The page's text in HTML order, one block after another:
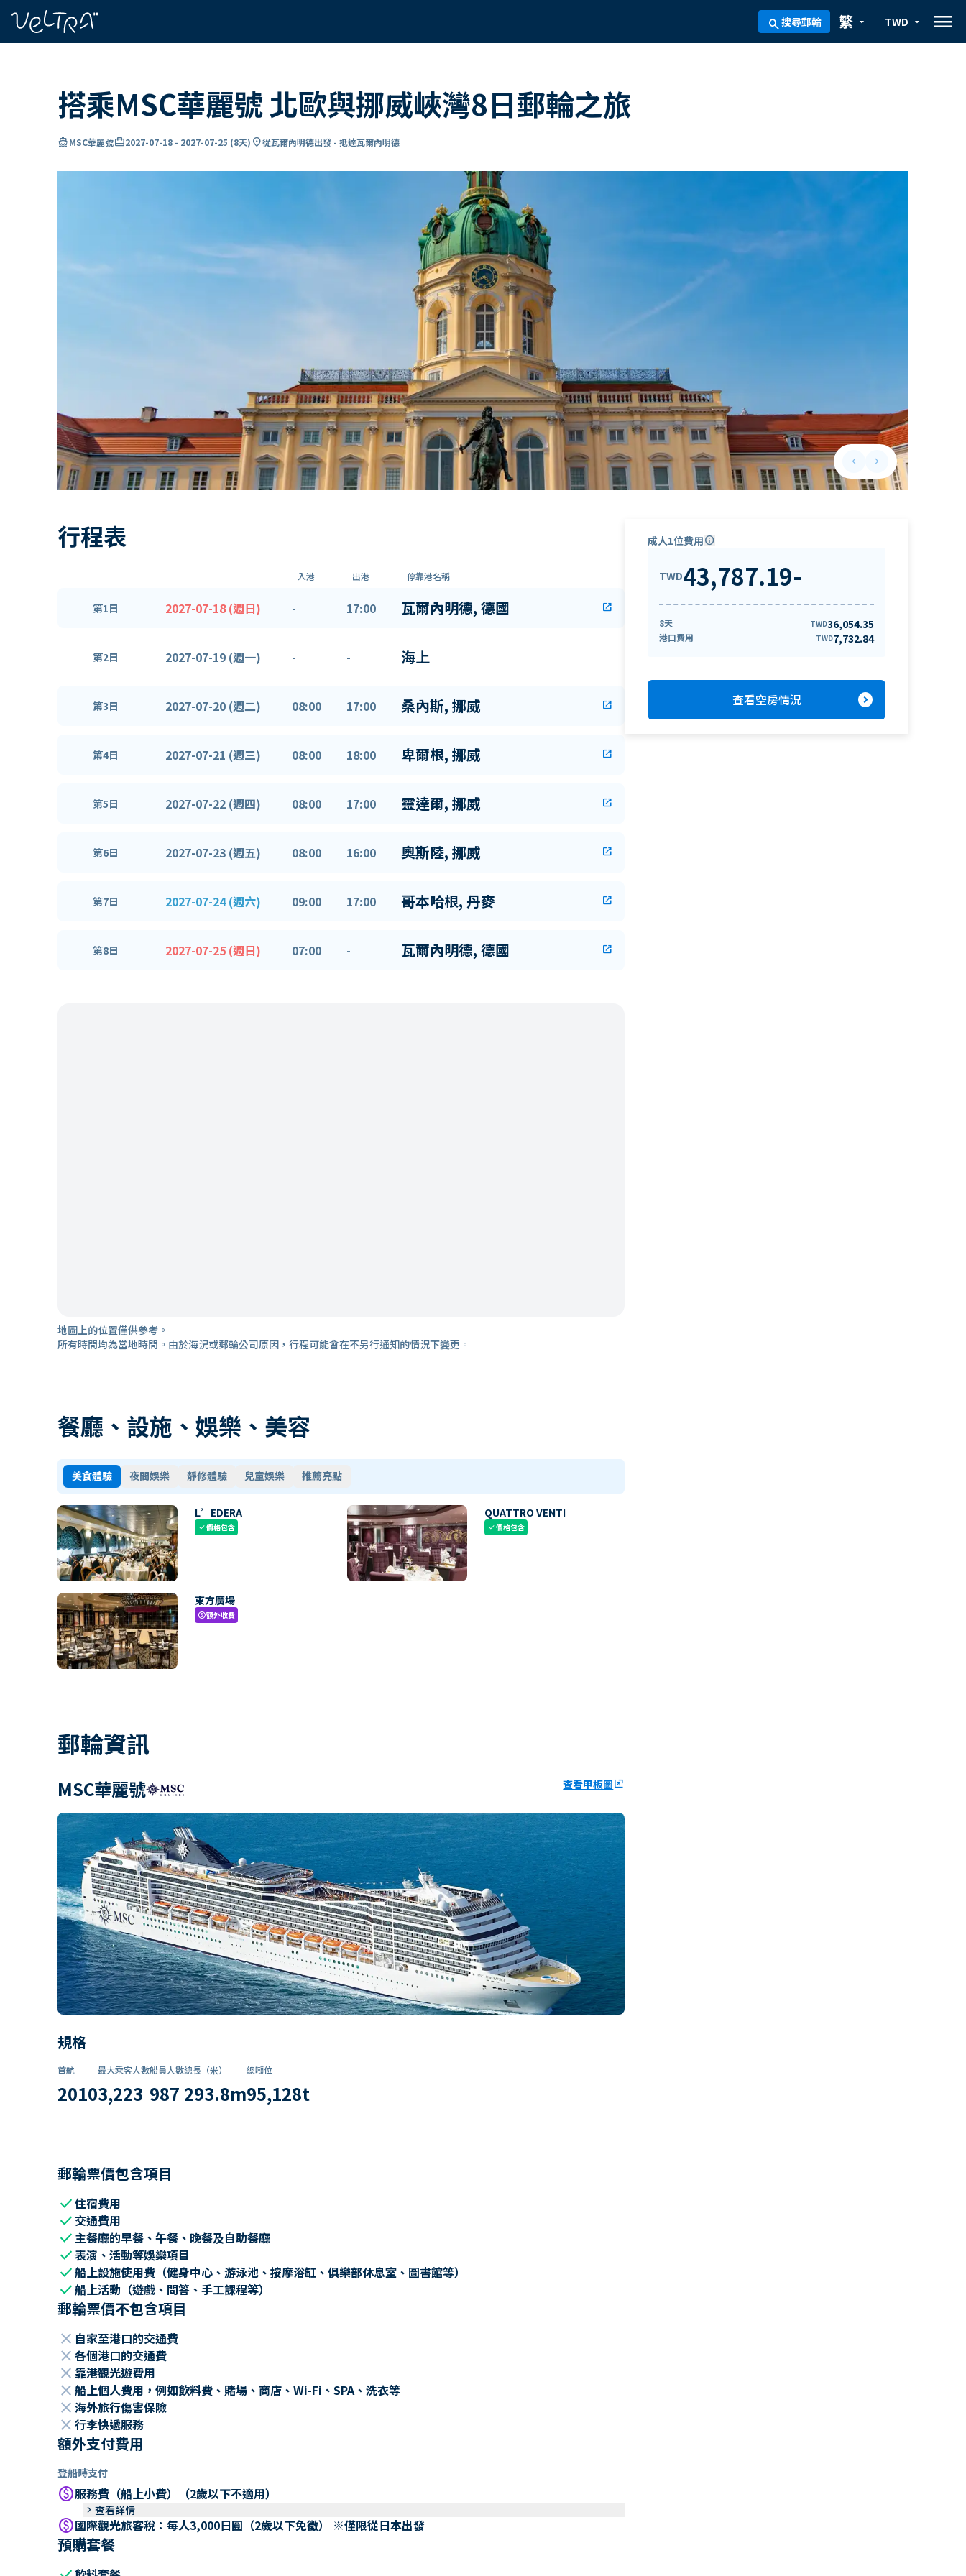
search搜尋郵輪 arrow_drop_down
繁 arrow_drop_down
TWD menu
搭乘MSC華麗號 北歐與挪威峽灣8日郵輪之旅
directions_boatMSC華麗號card_travel2027-07-18 - 2027-07-25 (8天) location_on從瓦爾內明德出發 - 抵達瓦爾內明德
keyboard_arrow_leftPrevious slide
keyboard_arrow_rightNext slide
行程表
入港 出港 停靠港名稱
第1日 2027-07-18 (週日) - 17:00 瓦爾內明德, 德國 open_in_new
第2日 2027-07-19 (週一) - - 海上
第3日 2027-07-20 (週二) 08:00 17:00 桑內斯, 挪威 open_in_new
第4日 2027-07-21 (週三) 08:00 18:00 卑爾根, 挪威 open_in_new
第5日 2027-07-22 (週四) 08:00 17:00 靈達爾, 挪威 open_in_new
第6日 2027-07-23 (週五) 08:00 16:00 奧斯陸, 挪威 open_in_new
第7日 2027-07-24 (週六) 09:00 17:00 哥本哈根, 丹麥 open_in_new
第8日 2027-07-25 (週日) 07:00 - 瓦爾內明德, 德國 open_in_new
地圖上的位置僅供參考。
所有時間均為當地時間。由於海況或郵輪公司原因，行程可能會在不另行通知的情況下變更。
餐廳、設施、娛樂、美容
美食體驗 夜間娛樂 靜修體驗 兒童娛樂 推薦亮點
L’EDERA
check價格包含
QUATTRO VENTI
check價格包含
東方廣場
paid額外收費
郵輪資訊
MSC華麗號 查看甲板圖ungroup
規格
首航
2010
最大乘客人數
3,223
船員人數
987
總長（米）
293.8m
總噸位
95,128t
郵輪票價包含項目
check住宿費用
check 交通費用
check主餐廳的早餐、午餐、晚餐及自助餐廳
check表演、活動等娛樂項目
check船上設施使用費（健身中心、游泳池、按摩浴缸、俱樂部休息室、圖書館等）
check船上活動（遊戲、問答、手工課程等）
郵輪票價不包含項目
close 自家至港口的交通費
close 各個港口的交通費
close 靠港觀光遊費用
close 船上個人費用，例如飲料費、賭場、商店、Wi-Fi、SPA、洗衣等
close 海外旅行傷害保險
close 行李快遞服務
額外支付費用
登船時支付
paid服務費（船上小費）（2歲以下不適用）
keyboard_arrow_right 查看詳情
paid國際觀光旅客稅：每人3,000日圓（2歲以下免徵） ※僅限從日本出發
預購套餐
成人1位費用info
TWD43,787.19-
8天 TWD36,054.35
港口費用 TWD7,732.84
查看空房情況 expand_circle_right